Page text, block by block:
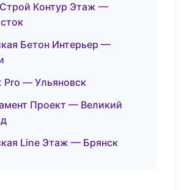
Контур Этаж —
Бетон Интерьер —
— Ульяновск
Проект — Великий
Line Этаж — Брянск